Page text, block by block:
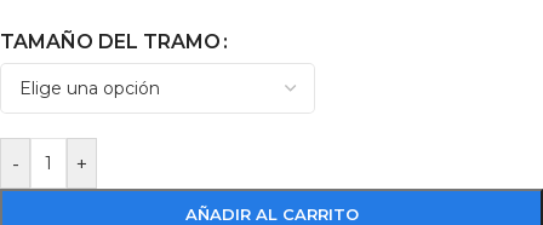
TAMAÑO DEL TRAMO
- +
AÑADIR AL CARRITO